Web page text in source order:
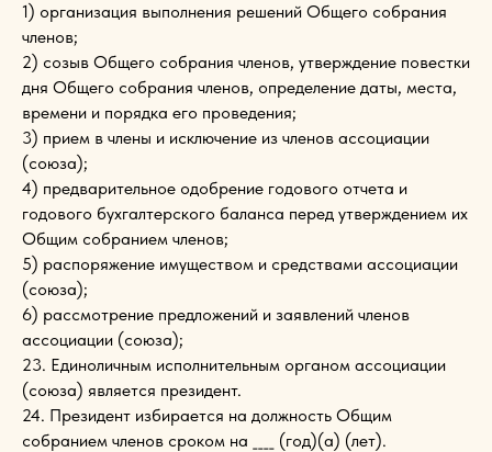
1) организация выполнения решений Общего собрания
членов;
2) созыв Общего собрания членов, утверждение повестки
дня Общего собрания членов, определение даты, места,
времени и порядка его проведения;
3) прием в члены и исключение из членов ассоциации
(союза);
4) предварительное одобрение годового отчета и
годового бухгалтерского баланса перед утверждением их
Общим собранием членов;
5) распоряжение имуществом и средствами ассоциации
(союза);
6) рассмотрение предложений и заявлений членов
ассоциации (союза);
23. Единоличным исполнительным органом ассоциации
(союза) является президент.
24. Президент избирается на должность Общим
собранием членов сроком на ____ (год)(а) (лет).